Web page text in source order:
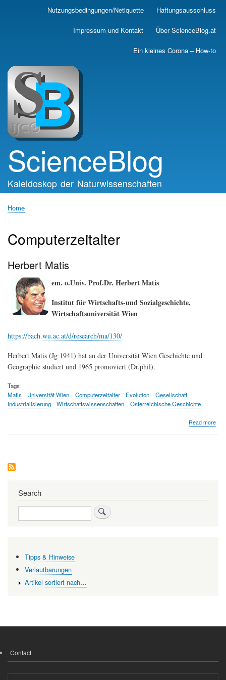
Skip
main
Nutzungsbedingungen/Netiquette Haftungsausschluss
Impressum und Kontakt Über ScienceBlog.at
Ein kleines Corona – How-to
ScienceBlog
Kaleidoskop der Naturwissenschaften
Home
Computerzeitalter
Herbert Matis
em. o.Univ. Prof.Dr. Herbert Matis
Institut für Wirtschafts-und Sozialgeschichte,
Wirtschaftsuniversität Wien
https://bach.wu.ac.at/d/research/ma/130/
Herbert Matis (Jg 1941) hat an der Universität Wien Geschichte und
Geographie studiert und 1965 promoviert (Dr.phil).
Tags
Matis
Universität Wien Computerzeitalter Evolution
Gesellschaft
Industrialisierung
Wirtschaftswissenschaften Österreichische Geschichte
Read more
Search
Search
Tipps & Hinweise
Verlautbarungen
Artikel sortiert nach…
FOOTER
Contact